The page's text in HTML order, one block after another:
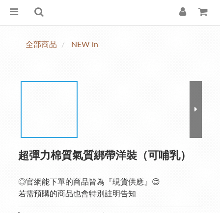
全部商品 NEW in
超彈力棉質氣質綁帶洋裝（可哺乳）
◎官網能下單的商品皆為『現貨供應』😊
若需預購的商品也會特別註明告知